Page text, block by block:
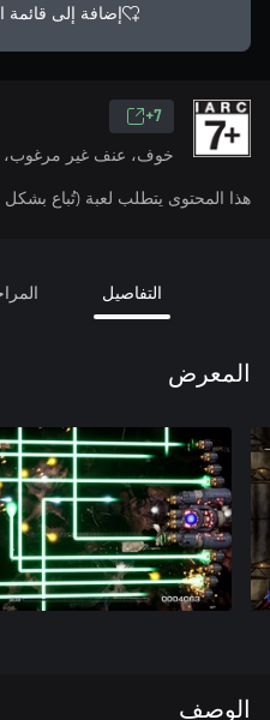
إضافة إلى قائمة
7+
خوف، عنف غير
هذا المحتوى يتطلب لعبة (تُباع
التفاصيل
المعرض
الوصف